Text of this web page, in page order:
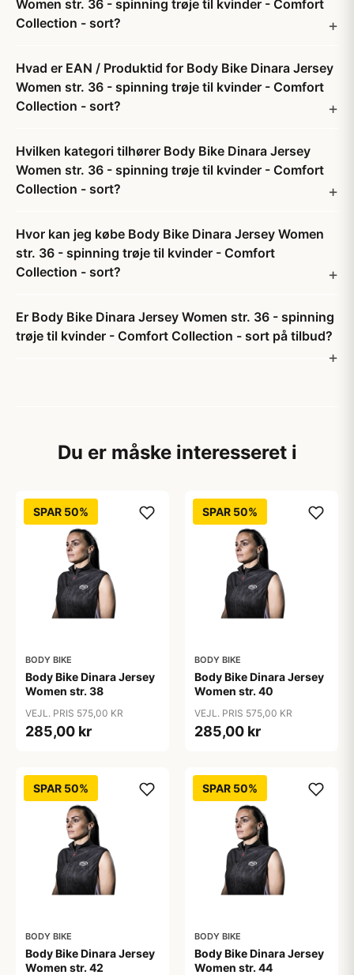
Women str. 36 - spinning trøje til kvinder - Comfort
Collection - sort?
Hvad er EAN / Produktid for Body Bike Dinara Jersey
Women str. 36 - spinning trøje til kvinder - Comfort
Collection - sort?
Hvilken kategori tilhører Body Bike Dinara Jersey
Women str. 36 - spinning trøje til kvinder - Comfort
Collection - sort?
Hvor kan jeg købe Body Bike Dinara Jersey Women
str. 36 - spinning trøje til kvinder - Comfort
Collection - sort?
Er Body Bike Dinara Jersey Women str. 36 - spinning
trøje til kvinder - Comfort Collection - sort på tilbud?
Du er måske interesseret i
SPAR 50%
BODY BIKE
Body Bike Dinara Jersey
Women str. 38
VEJL. PRIS 575,00 KR
285,00 kr
SPAR 50%
BODY BIKE
Body Bike Dinara Jersey
Women str. 40
VEJL. PRIS 575,00 KR
285,00 kr
SPAR 50%
BODY BIKE
Body Bike Dinara Jersey
Women str. 42
SPAR 50%
BODY BIKE
Body Bike Dinara Jersey
Women str. 44